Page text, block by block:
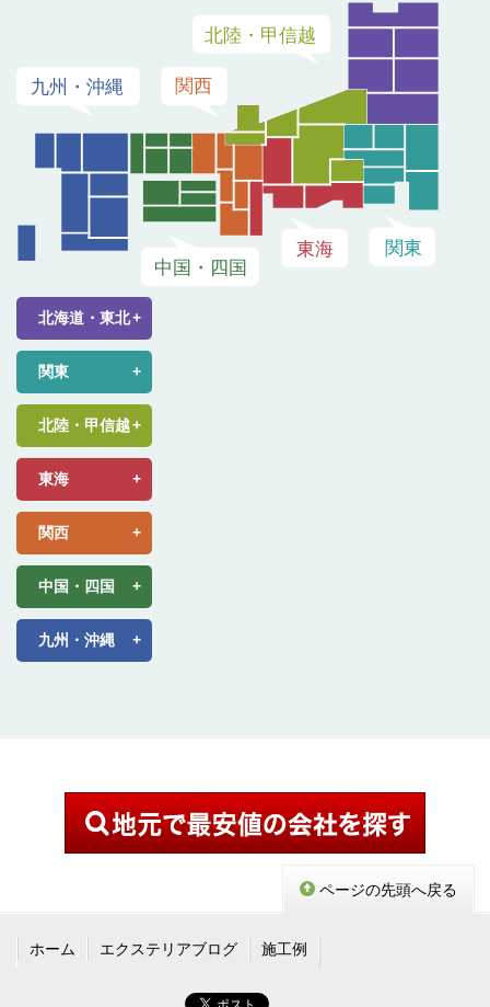
北海道・東北
関東
北陸・甲信越
東海
関西
中国・四国
九州・沖縄
ページの先頭へ戻る
ホーム エクステリアブログ 施工例